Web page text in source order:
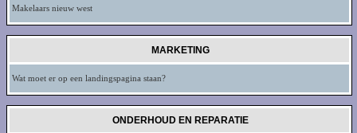
Makelaars nieuw west
MARKETING
Wat moet er op een landingspagina staan?
ONDERHOUD EN REPARATIE